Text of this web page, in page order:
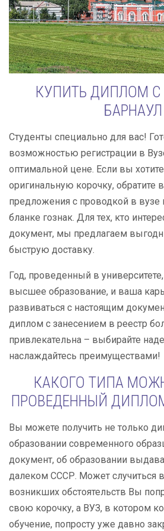
КУПИТЬ ДИПЛОМ С
БАРНАУЛ
Студенты специально для вас!
возможностью регистрации в
оптимальной цене. Если вы
оригинальную корочку, обратите
предложения с проводкой в вузе
бланке гознак. Для тех, кто
документ, мы предлагаем
быструю доставку.
Год, проведенный в
высшее образование, и ваша
развиваться с настоящим
диплом с занесением в реестр
привлекательна – выбирайте
наслаждайтесь преимуществами!
КАКОГО ТИПА
ПРОВЕДЕННЫЙ
Вы можете получить не только
образовании современного
документ, об образовании
далеком СССР. Может случиться
возникших обстоятельств Вы
свою корочку, а ВУЗ, в котором
обучение, попросту уже давно